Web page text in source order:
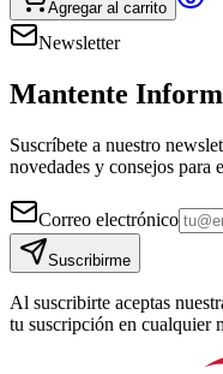
Agregar al carrito
Newsletter
Mantente
Suscríbete a nuestro
novedades y consejos para
Correo electrónico
Suscribirme
Al suscribirte aceptas
tu suscripción en cualquier